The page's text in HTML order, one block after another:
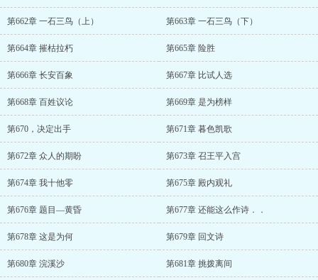
第662章 一石三鸟（上） 第663章 一石三鸟（下）
第664章 摧枯拉朽 第665章 险胜
第666章 长安百象 第667章 比试人选
第668章 百姓议论 第669章 是为榜样
第670，决定出手 第671章 暮色凯歌
第672章 众人的期盼 第673章 召王平入宫
第674章 我十他零 第675章 殿内观礼
第676章 题目—黄昏 第677章 还能这么作诗．．
第678章 这是为何 第679章 回文诗
第680章 浣溪沙 第681章 挑拨离间